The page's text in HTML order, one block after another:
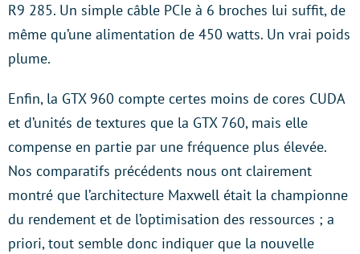
R9 285. Un simple câble PCIe à 6 broches lui suffit, de
même qu’une alimentation de 450 watts. Un vrai poids
plume.
Enfin, la GTX 960 compte certes moins de cores CUDA
et d’unités de textures que la GTX 760, mais elle
compense en partie par une fréquence plus élevée.
Nos comparatifs précédents nous ont clairement
montré que l’architecture Maxwell était la championne
du rendement et de l’optimisation des ressources ; a
priori, tout semble donc indiquer que la nouvelle